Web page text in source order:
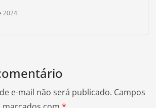
2024
e-mail não será publicado. Campos